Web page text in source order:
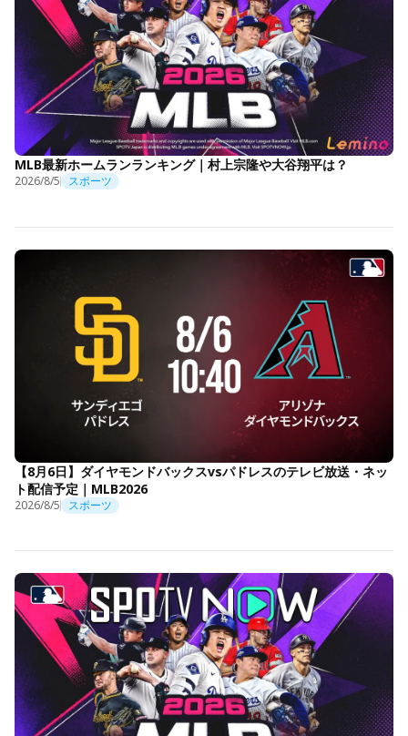
MLB最新ホームランランキング｜村上宗隆や大谷翔平は？
2026/8/5 スポーツ
【8月6日】ダイヤモンドバックスvsパドレスのテレビ放送・ネッ
ト配信予定｜MLB2026
2026/8/5 スポーツ